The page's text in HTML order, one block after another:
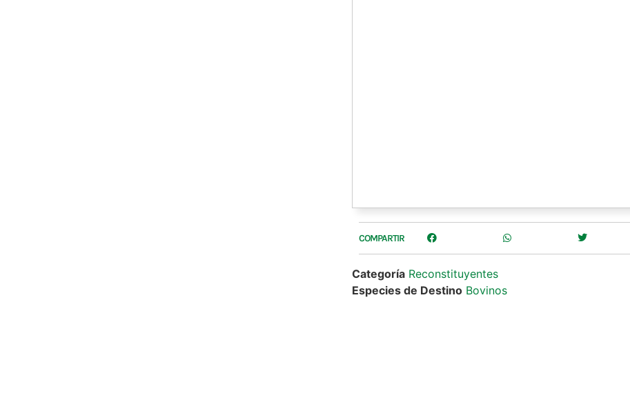
COMPARTIR
Categoría Reconstituyentes
Especies de Destino Bovinos